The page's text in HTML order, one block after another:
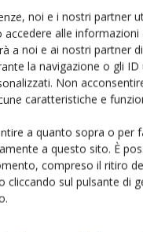
noi e i nostri partner
alle informazioni
a noi e ai nostri partner
la navigazione o gli
Non
caratteristiche e
a quanto sopra o per
a questo sito. È
compreso il ritiro
cliccando sul pulsante di
di bovini da
per il meeting...
14 Febbraio 2025